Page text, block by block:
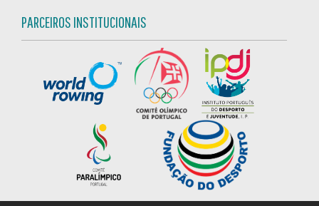
PARCEIROS INSTITUCIONAIS